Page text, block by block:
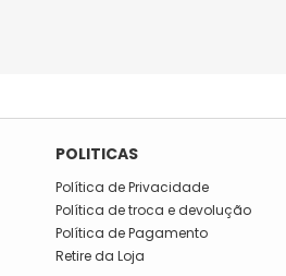
POLITICAS
Política de Privacidade
Política de troca e devolução
Política de Pagamento
Retire da Loja